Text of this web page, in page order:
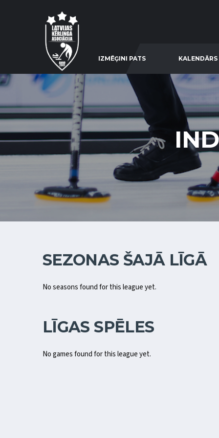
IZMĒĢINI PATS KALENDĀRS
SEZONAS ŠAJĀ LĪGĀ
No seasons found for this league yet.
LĪGAS SPĒLES
No games found for this league yet.